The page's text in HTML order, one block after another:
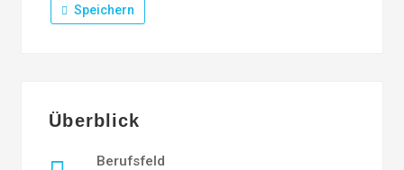
Speichern
Überblick
Berufsfeld